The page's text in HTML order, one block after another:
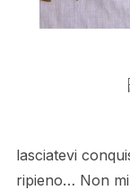
lasciatevi
ripieno… Non